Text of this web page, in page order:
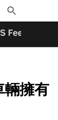
Toggle
Search
Feeds
輛擁有